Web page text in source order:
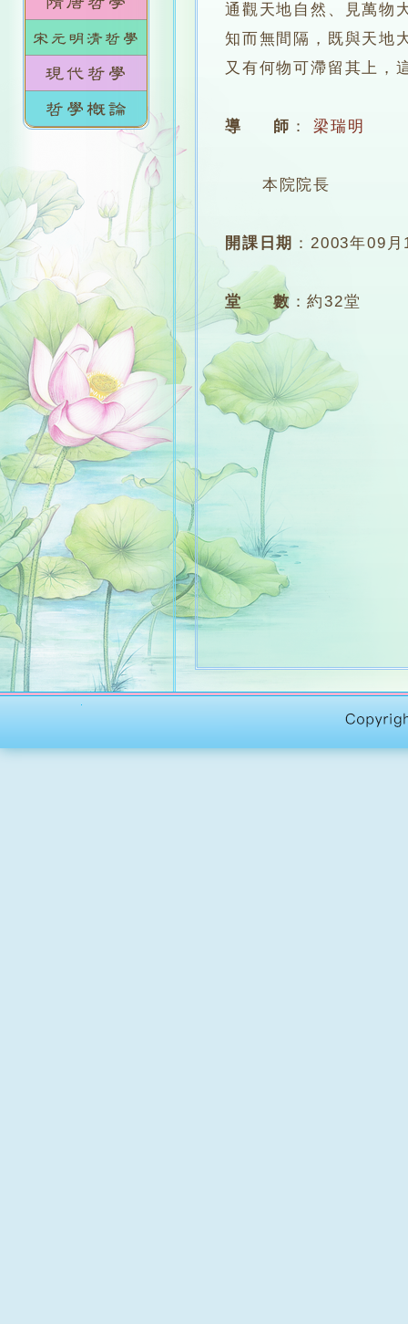
通觀天地自然、見萬物
知而無間隔，既與天地
又有何物可滯留其上，
導 師 ： 梁瑞明
本院院長
開課日期 ：2003年09月
堂 數 ：約32堂